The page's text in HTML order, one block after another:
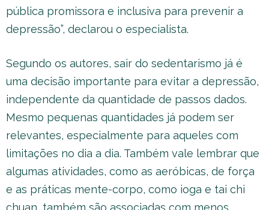
pública promissora e inclusiva para prevenir a
depressão”, declarou o especialista.
Segundo os autores, sair do sedentarismo já é
uma decisão importante para evitar a depressão,
independente da quantidade de passos dados.
Mesmo pequenas quantidades já podem ser
relevantes, especialmente para aqueles com
limitações no dia a dia. Também vale lembrar que
algumas atividades, como as aeróbicas, de força
e as práticas mente-corpo, como ioga e tai chi
chuan, também são associadas com menos